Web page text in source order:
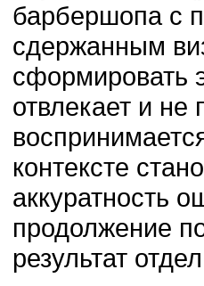
барбершопа с
сдержанным
сформировать
отвлекает и
контексте
аккуратность
продолжение
результат